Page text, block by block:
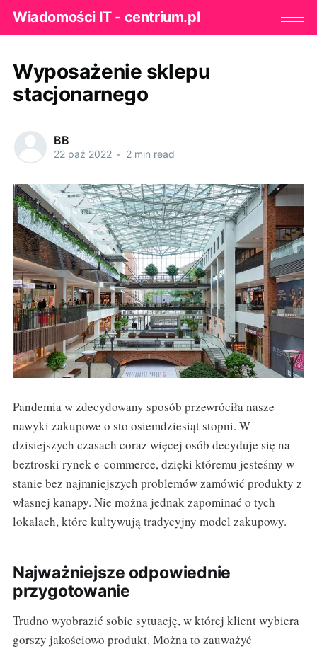
Wiadomości IT - centrium.pl
Wyposażenie sklepu
stacjonarnego
BB
22 paź 2022 • 2 min read
Pandemia w zdecydowany sposób przewróciła nasze
nawyki zakupowe o sto osiemdziesiąt stopni. W
dzisiejszych czasach coraz więcej osób decyduje się na
beztroski rynek e-commerce, dzięki któremu jesteśmy w
stanie bez najmniejszych problemów zamówić produkty z
własnej kanapy. Nie można jednak zapominać o tych
lokalach, które kultywują tradycyjny model zakupowy.
Najważniejsze odpowiednie
przygotowanie
Trudno wyobrazić sobie sytuację, w której klient wybiera
gorszy jakościowo produkt. Można to zauważyć